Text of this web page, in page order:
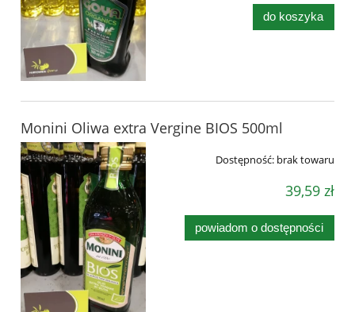
do koszyka
Monini Oliwa extra Vergine BIOS 500ml
Dostępność: brak towaru
39,59 zł
powiadom o dostępności